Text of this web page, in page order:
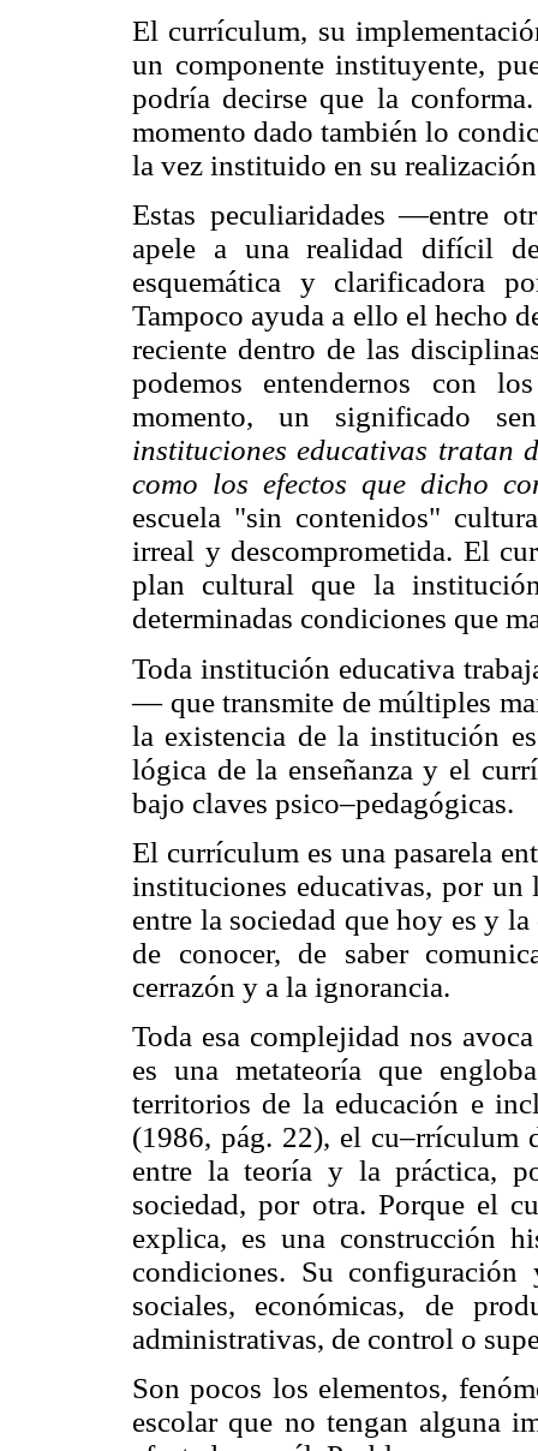
El currículum, su
un componente instituyente,
podría decirse que la
momento dado también lo
la vez instituido en su
Estas peculiaridades —entre
apele a una realidad difícil
esquemática y clarificadora
Tampoco ayuda a ello el hecho
reciente dentro de las
podemos entendernos con
momento, un significado
instituciones educativas tratan
como los efectos que dicho
escuela "sin contenidos"
irreal y descomprometida. El
plan cultural que la
determinadas condiciones que
Toda institución educativa
— que transmite de múltiples
la existencia de la institución
lógica de la enseñanza y el
bajo claves psico–pedagógicas.
El currículum es una pasarela
instituciones educativas, por
entre la sociedad que hoy es y
de conocer, de saber
cerrazón y a la ignorancia.
Toda esa complejidad nos
es una metateoría que
territorios de la educación e
(1986, pág. 22), el cu–rrículum
entre la teoría y la práctica,
sociedad, por otra. Porque el
explica, es una construcción
condiciones. Su
sociales, económicas, de
administrativas, de control o
Son pocos los elementos,
escolar que no tengan alguna